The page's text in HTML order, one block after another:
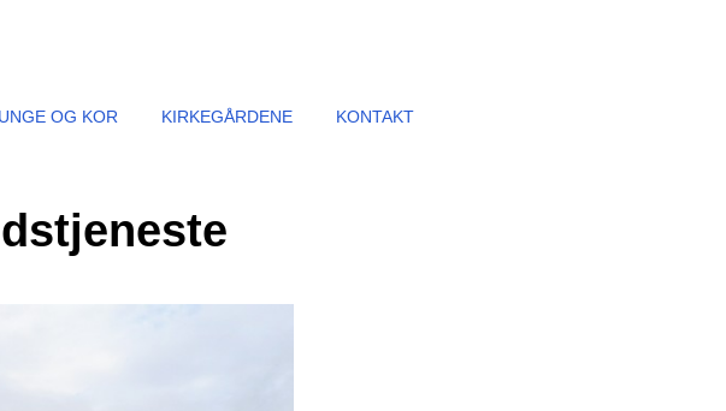
OG KOR KIRKEGÅRDENE KONTAKT